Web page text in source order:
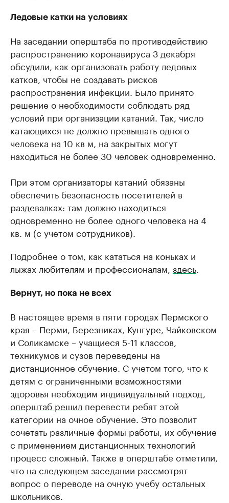
Ледовые катки на условиях
На заседании оперштаба по противодействию
распространению коронавируса 3 декабря
обсудили, как организовать работу ледовых
катков, чтобы не создавать рисков
распространения инфекции. Было принято
решение о необходимости соблюдать ряд
условий при организации катаний. Так, число
катающихся не должно превышать одного
человека на 10 кв м, на закрытых могут
находиться не более 30 человек одновременно.
При этом организаторы катаний обязаны
обеспечить безопасность посетителей в
раздевалках: там должно находиться
одновременно не более одного человека на 4
кв. м (с учетом сотрудников).
Подробнее о том, как кататься на коньках и
лыжах любителям и профессионалам, здесь.
Вернут, но пока не всех
В настоящее время в пяти городах Пермского
края – Перми, Березниках, Кунгуре, Чайковском
и Соликамске – учащиеся 5-11 классов,
техникумов и сузов переведены на
дистанционное обучение. С учетом того, что к
детям с ограниченными возможностями
здоровья необходим индивидуальный подход,
оперштаб решил перевести ребят этой
категории на очное обучение. Это позволит
сочетать различные формы работы, их обучение
с применением дистанционных технологий
процесс сложный. Также в оперштабе отметили,
что на следующем заседании рассмотрят
вопрос о переводе на очную учебу остальных
школьников.